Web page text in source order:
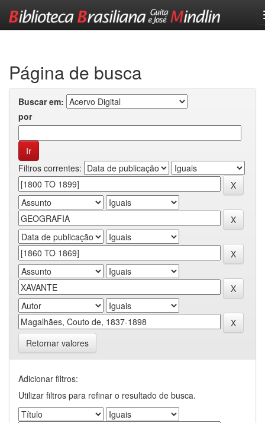
Página de busca
Buscar em:
por
Filtros correntes:
Retornar valores
Adicionar filtros:
Utilizar filtros para refinar o resultado de busca.